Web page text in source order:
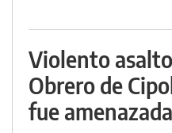
Violento
Obrero de
fue